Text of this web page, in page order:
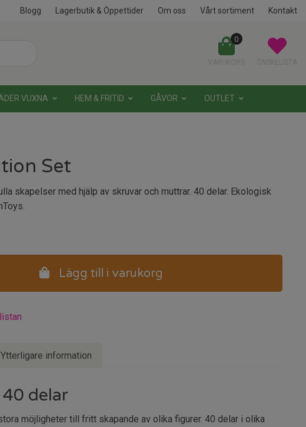
Blogg Lagerbutik & Öppettider Om oss Vårt sortiment Kontakt
0
VUXNA HEM & FRITID GÅVOR OUTLET
Set
skapelser med hjälp av skruvar och muttrar. 40 delar. Ekologisk
Lägg till i varukorg
Ytterligare information
delar
möjligheter till fritt skapande av olika figurer. 40 delar i olika